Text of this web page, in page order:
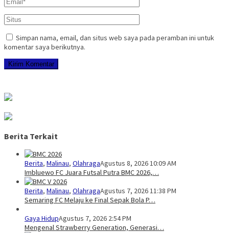
Simpan nama, email, dan situs web saya pada peramban ini untuk
komentar saya berikutnya.
Berita Terkait
Berita, Malinau, OlahragaAgustus 8, 2026 10:09 AM
Imbluewo FC Juara Futsal Putra BMC 2026,…
Berita, Malinau, OlahragaAgustus 7, 2026 11:38 PM
Semaring FC Melaju ke Final Sepak Bola P…
Gaya HidupAgustus 7, 2026 2:54 PM
Mengenal Strawberry Generation, Generasi…